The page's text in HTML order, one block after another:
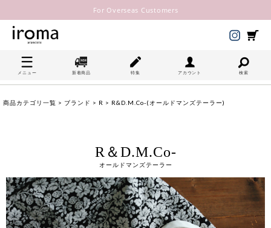
For Overseas Customers
メニュー 新着商品 特集 アカウント 検索
商品カテゴリ一覧 > ブランド > R > R&D.M.Co-(オールドマンズテーラー)
R＆D.M.Co-
オールドマンズテーラー